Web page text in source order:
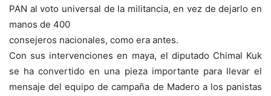
PAN al voto universal de la militancia, en vez de dejarlo en
manos de 400
consejeros nacionales, como era antes.
Con sus intervenciones en maya, el diputado Chimal Kuk
se ha convertido en una pieza importante para llevar el
mensaje del equipo de campaña de Madero a los panistas